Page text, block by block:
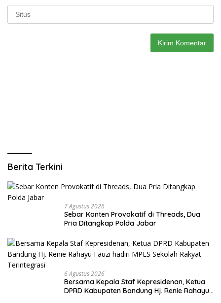
Berita Terkini
7 Agustus 2026
Sebar Konten Provokatif di Threads, Dua
Pria Ditangkap Polda Jabar
6 Agustus 2026
Bersama Kepala Staf Kepresidenan, Ketua
DPRD Kabupaten Bandung Hj. Renie Rahayu